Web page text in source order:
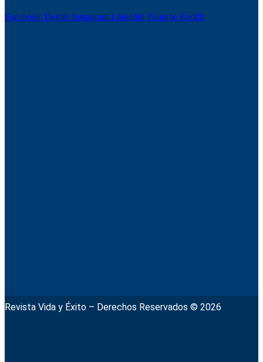
Facebook Twitter Instagram Linkedin Youtube Reddit
Revista Vida y Éxito – Derechos Reservados © 2026